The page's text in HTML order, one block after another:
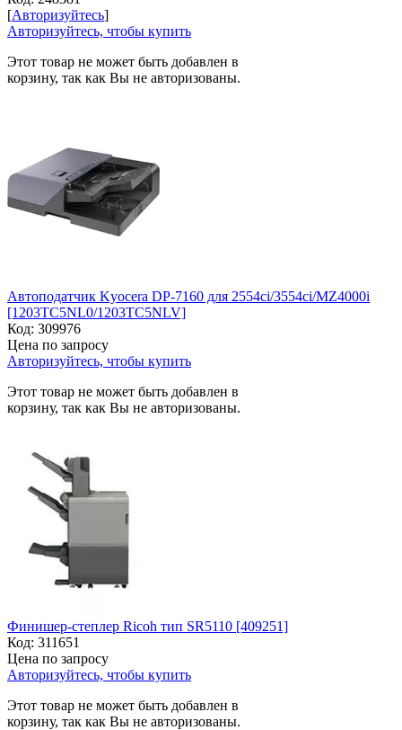
[Авторизуйтесь]
Авторизуйтесь, чтобы купить
Этот товар не может быть добавлен в
корзину, так как Вы не авторизованы.
Автоподатчик Kyocera DP-7160 для 2554ci/3554ci/MZ4000i
[1203TC5NL0/1203TC5NLV]
Код: 309976
Цена по запросу
Авторизуйтесь, чтобы купить
Этот товар не может быть добавлен в
корзину, так как Вы не авторизованы.
Финишер-степлер Ricoh тип SR5110 [409251]
Код: 311651
Цена по запросу
Авторизуйтесь, чтобы купить
Этот товар не может быть добавлен в
корзину, так как Вы не авторизованы.